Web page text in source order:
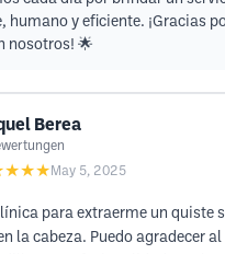
humano y eficiente. ¡Gracias
nosotros! 🌟
Berea
May 5, 2025
para extraerme un quiste
la cabeza. Puedo agradecer al